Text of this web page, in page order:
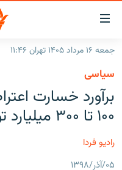
لینک‌های
قابلیت
دسترسی
بازگشت
منوی
اصلی
رفتن
به
صفحه
ایران
جهان
پادکست
جمعه ۱۶ مرداد ۱۴۰۵ تهران ۱۱:۴۶
سیاسی
برآورد خسارت
۱۰۰ تا ۳۰۰ میلیارد تومان
رادیو فردا
۰۵/آذر/۱۳۹۸